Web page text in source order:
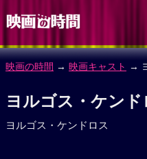
映画の時間 → 映画キャスト →
ヨルゴス・ケンド
ヨルゴス・ケンドロス